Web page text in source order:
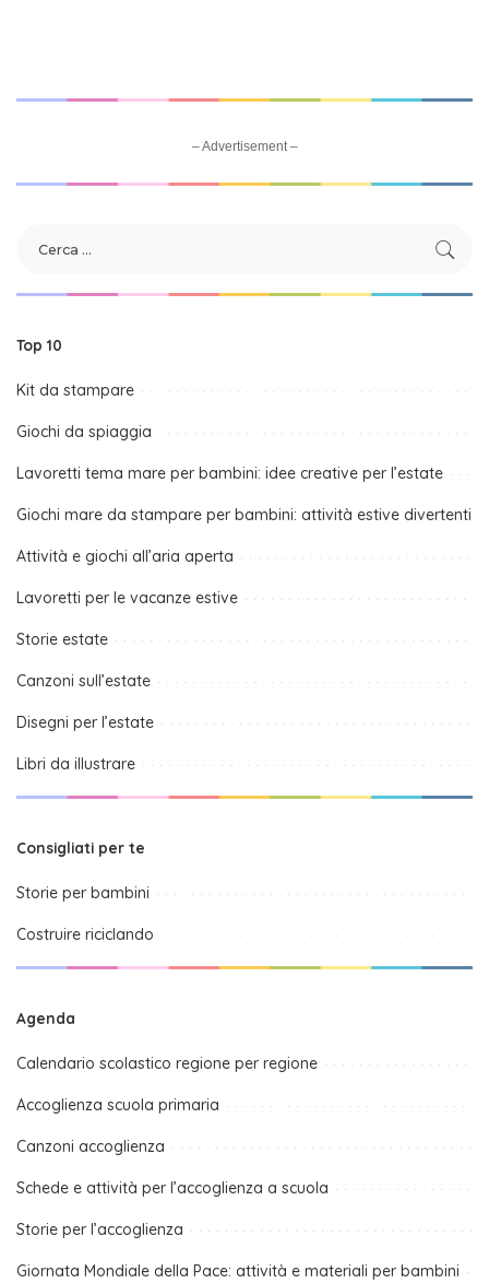
– Advertisement –
Top 10
Kit da stampare
Giochi da spiaggia
Lavoretti tema mare per bambini: idee creative per l’estate
Giochi mare da stampare per bambini: attività estive divertenti
Attività e giochi all’aria aperta
Lavoretti per le vacanze estive
Storie estate
Canzoni sull’estate
Disegni per l’estate
Libri da illustrare
Consigliati per te
Storie per bambini
Costruire riciclando
Agenda
Calendario scolastico regione per regione
Accoglienza scuola primaria
Canzoni accoglienza
Schede e attività per l’accoglienza a scuola
Storie per l’accoglienza
Giornata Mondiale della Pace: attività e materiali per bambini